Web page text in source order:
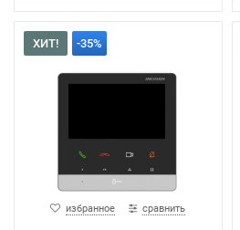
ХИТ! -35%
избранное сравнить